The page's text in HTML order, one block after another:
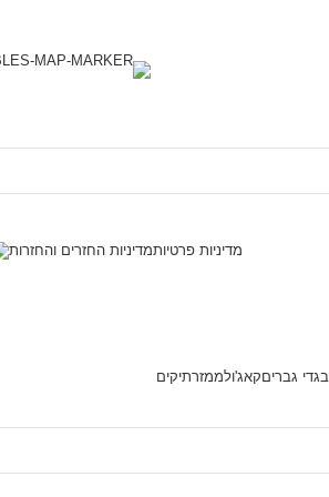
מדיניות פרטיותמדיניות החזרים והחזרות
בגדי גבריםקאג'ולממזרתיקים